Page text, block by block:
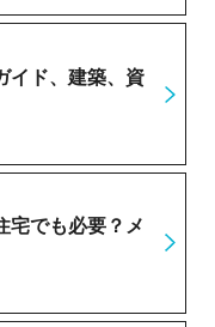
イド、建築、資
宅でも必要？メ